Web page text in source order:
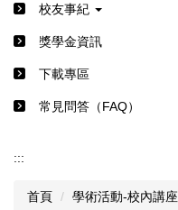
校友事紀
獎學金資訊
下載專區
常見問答（FAQ）
:::
首頁 學術活動-校內講座